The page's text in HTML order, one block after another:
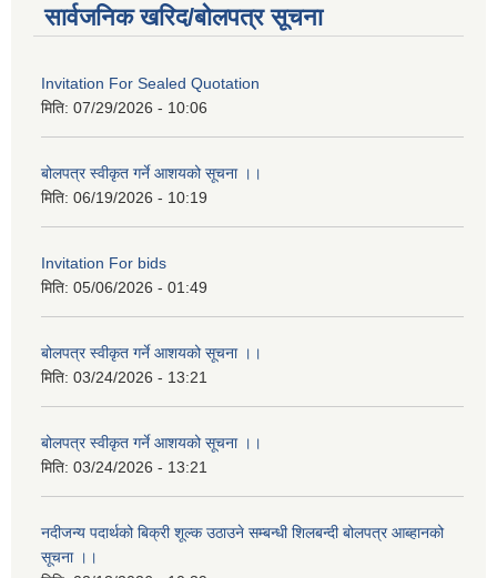
सार्वजनिक खरिद/बोलपत्र सूचना
Invitation For Sealed Quotation
मिति: 07/29/2026 - 10:06
बोलपत्र स्वीकृत गर्ने आशयको सूचना ।।
मिति: 06/19/2026 - 10:19
Invitation For bids
मिति: 05/06/2026 - 01:49
बोलपत्र स्वीकृत गर्ने आशयको सूचना ।।
मिति: 03/24/2026 - 13:21
बोलपत्र स्वीकृत गर्ने आशयको सूचना ।।
मिति: 03/24/2026 - 13:21
नदीजन्य पदार्थको बिक्री शूल्क उठाउने सम्बन्धी शिलबन्दी बोलपत्र आब्हानको
सूचना ।।